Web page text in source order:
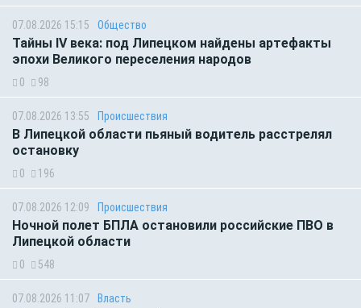
07.08.2026 15:15 Общество
Тайны IV века: под Липецком найдены артефакты
эпохи Великого переселения народов
0 98
07.08.2026 13:55 Происшествия
В Липецкой области пьяный водитель расстрелял
остановку
0 196
07.08.2026 12:09 Происшествия
Ночной полет БПЛА остановили российские ПВО в
Липецкой области
0 548
07.08.2026 11:07 Власть